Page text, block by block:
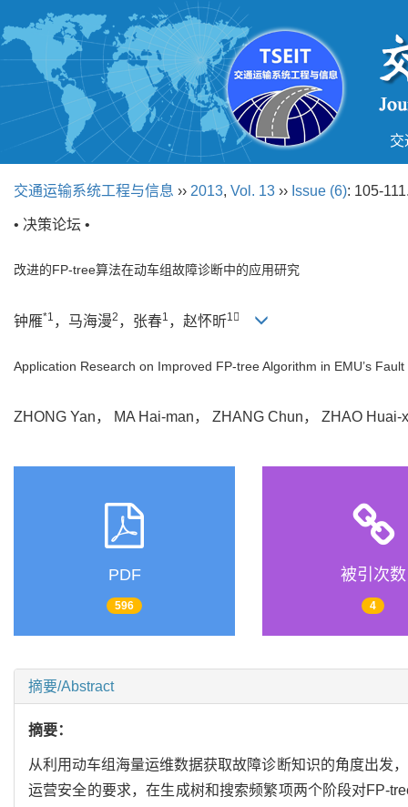
交
交通运输系统工程与信息 ›› 2013, Vol. 13 ›› Issue (6): 105-
• 决策论坛 •
改进的FP-tree算法在动车组故障诊断中的应用研究
钟雁*1 ，马海漫2 ，张春1 ，赵怀昕1
Application Research on Improved FP-tree Algorithm in EMU’s
ZHONG Yan， MA Hai-man， ZHANG Chun， ZHAO
PDF
596
被引次数
4
摘要/Abstract
摘要：
从利用动车组海量运维数据获取故障诊断知识的角度出
运营安全的要求，在生成树和搜索频繁项两个阶段对FP-